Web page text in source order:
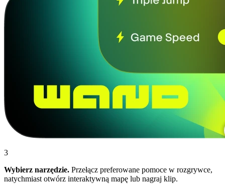
3
Wybierz narzędzie. Przełącz preferowane pomoce w rozgrywce,
natychmiast otwórz interaktywną mapę lub nagraj klip.